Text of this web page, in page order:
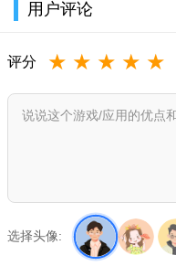
用户评论
评分 ★ ★ ★ ★ ★
选择头像: